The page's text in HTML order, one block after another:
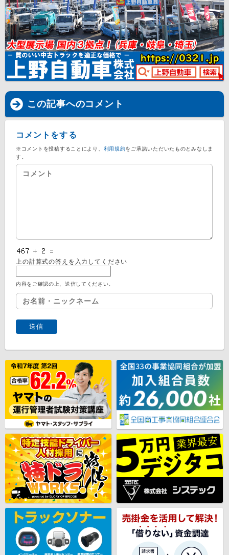
この記事へのコメント
コメントをする
※コメントを投稿することにより、 利用規約をご承諾いただいたものとみなしま
す。
上の計算式の答えを入力してください
内容をご確認の上、送信してください。